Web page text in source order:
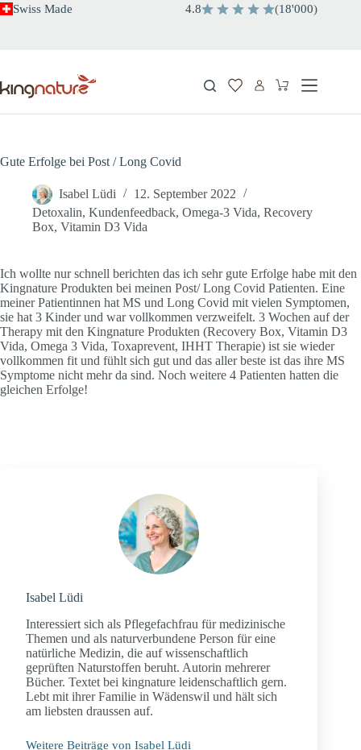
ZumSwiss Made 4.8 (18'000)
Warenkorb
Gute Erfolge bei Post / Long Covid
Isabel Lüdi
12. September 2022
Detoxalin, Kundenfeedback, Omega-3 Vida, Recovery
Box, Vitamin D3 Vida
Ich wollte nur schnell berichten das ich sehr gute Erfolge habe mit den
Kingnature Produkten bei meinen Post/ Long Covid Patienten. Eine
meiner Patientinnen hat MS und Long Covid mit vielen Symptomen,
sie hat 3 Kinder und war vollkommen verzweifelt. 3 Wochen auf der
Therapy mit den Kingnature Produkten (Recovery Box, Vitamin D3
Vida, Omega 3 Vida, Toxaprevent, IHHT Therapie) ist sie wieder
vollkommen fit und fühlt sich gut und das aller beste ist das ihre MS
Symptome nicht mehr da sind. Noch weitere 4 Patienten hatten die
gleichen Erfolge!
Isabel Lüdi
Interessiert sich als Pflegefachfrau für medizinische
Themen und als naturverbundene Person für eine
natürliche Medizin, die auf wissenschaftlich
geprüften Naturstoffen beruht. Autorin mehrerer
Bücher. Textet bei kingnature leidenschaftlich gern.
Lebt mit ihrer Familie in Wädenswil und hält sich
am liebsten draussen auf.
Weitere Beiträge von Isabel Lüdi